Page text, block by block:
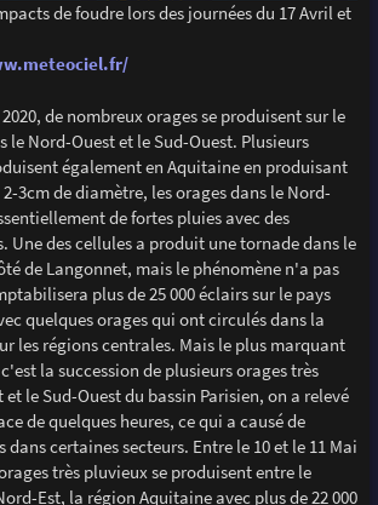
de foudre lors des journées du 17 Avril et
de nombreux orages se produisent sur le
le Nord-Ouest et le Sud-Ouest. Plusieurs
également en Aquitaine en produisant
3cm de diamètre, les orages dans le Nord-
de fortes pluies avec des
Une des cellules a produit une tornade dans le
de Langonnet, mais le phénomène n'a pas
plus de 25 000 éclairs sur le pays
quelques orages qui ont circulés dans la
les régions centrales. Mais le plus marquant
la succession de plusieurs orages très
le Sud-Ouest du bassin Parisien, on a relevé
de quelques heures, ce qui a causé de
certaines secteurs. Entre le 10 et le 11 Mai
très pluvieux se produisent entre le
Est, la région Aquitaine avec plus de 22 000